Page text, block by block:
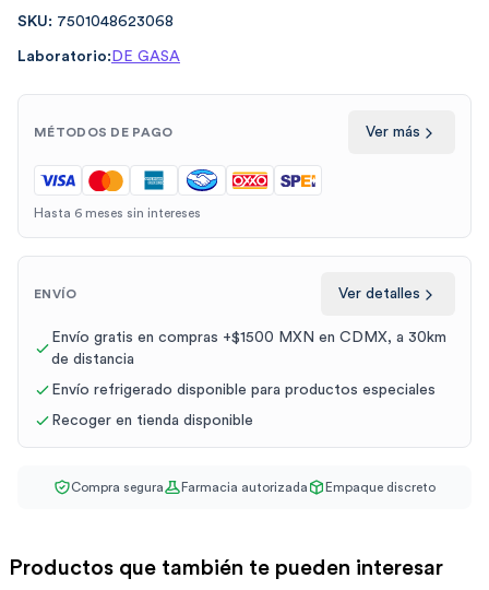
SKU: 7501048623068
Laboratorio: DE GASA
MÉTODOS DE PAGO Ver más
Hasta 6 meses sin intereses
ENVÍO Ver detalles
Envío gratis en compras +$1500 MXN en CDMX, a 30km
de distancia
Envío refrigerado disponible para productos especiales
Recoger en tienda disponible
Compra segura Farmacia autorizada Empaque discreto
Productos que también te pueden interesar